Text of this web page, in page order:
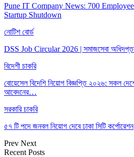
Pune IT Company News: 700
Startup Shutdown
নোটিশ বোর্ড
DSS Job Circular 2026 | সমাজসেবা
বিদেশী চাকরি
বোয়েসেল বিদেশি নিয়োগ বিজ্ঞপ্তি ২০২৬: সকল
আবেদনের…
সরকারি চাকরি
৫৭ টি পদে জনবল নিয়োগ দেবে ঢাকা সিটি কর্পোরেশন
Prev Next
Recent Posts